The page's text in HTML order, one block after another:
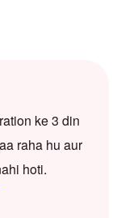
ke 3 din
raha hu aur
hoti.